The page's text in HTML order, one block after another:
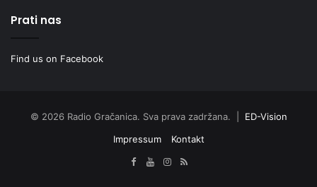
Prati nas
Find us on Facebook
© 2026 Radio Gračanica. Sva prava zadržana. | ED-Vision
Impressum
Kontakt